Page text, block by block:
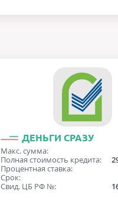
ДЕНЬГИ СРАЗУ
Макс. сумма:
Полная стоимость кредита:
Процентная ставка:
Срок:
Свид. ЦБ РФ №: